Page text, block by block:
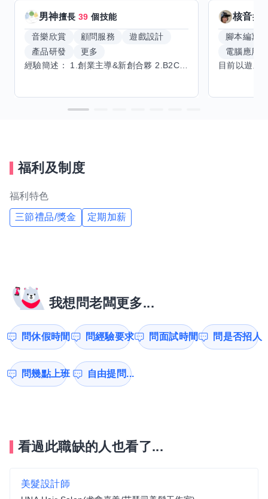
男神擅長39 個技能
音樂欣賞 顧問服務
遊戲設計
產品研發
更多
核音擅
腳本編寫
電腦應用
福利及制度
福利特色
三節禮品/獎金 定期加薪
我想問老闆更多...
問休假時間 問經驗要求 問面試時間 問是否招人
問幾點上班 自由提問...
看過此職缺的人也看了...
美髮設計師